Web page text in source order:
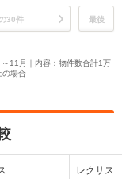
30件 最後
11月｜内容：物件数合計1万
の場合
レクサス